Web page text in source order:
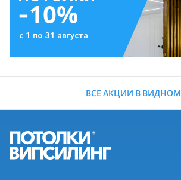
-10%
с 1 по 31 августа
ВСЕ АКЦИИ В ВИДНОМ